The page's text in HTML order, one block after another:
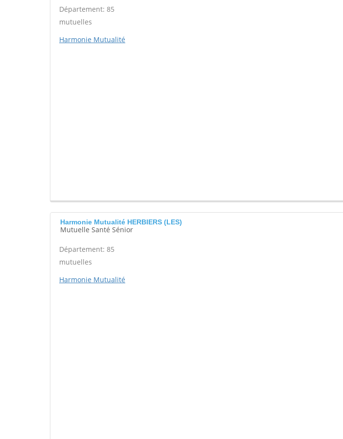
Département: 85
mutuelles
Harmonie Mutualité
Harmonie Mutualité HERBIERS (LES)
Mutuelle Santé Sénior
Département: 85
mutuelles
Harmonie Mutualité